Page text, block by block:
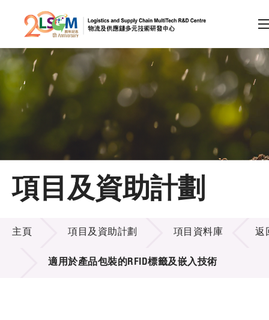
跳到內容（按回車鍵）
會員登入
A A EN 繁 简
主頁
關於LSCM
技術商品化
項目及資助計劃
項目及資助計劃
項目及資助計劃
主頁 項目及資助計劃 項目資料庫
適用於產品包裝的RFID標籤及嵌入技術
返